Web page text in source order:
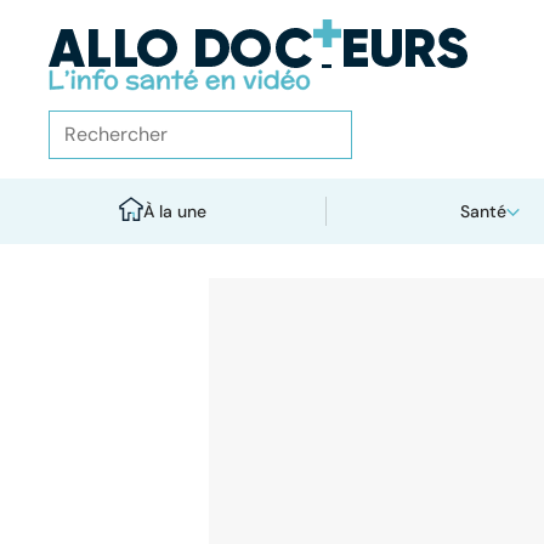
À la une Santé